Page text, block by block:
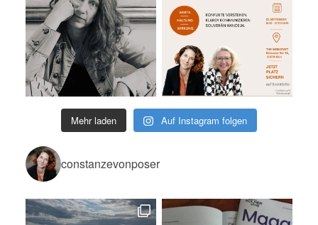
Mehr laden Auf Instagram folgen
constanzevonposer